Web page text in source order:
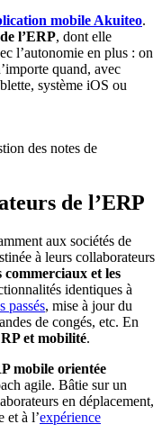
mobile Akuiteo.
l’ERP, dont elle
l’autonomie en plus : on
quand, avec
système iOS ou
de l’ERP
aux sociétés de
à leurs collaborateurs
commerciaux et les
identiques à
passés, mise à jour du
de congés, etc. En
et mobilité.
mobile orientée
agile. Bâtie sur un
en déplacement,
et à l’expérience